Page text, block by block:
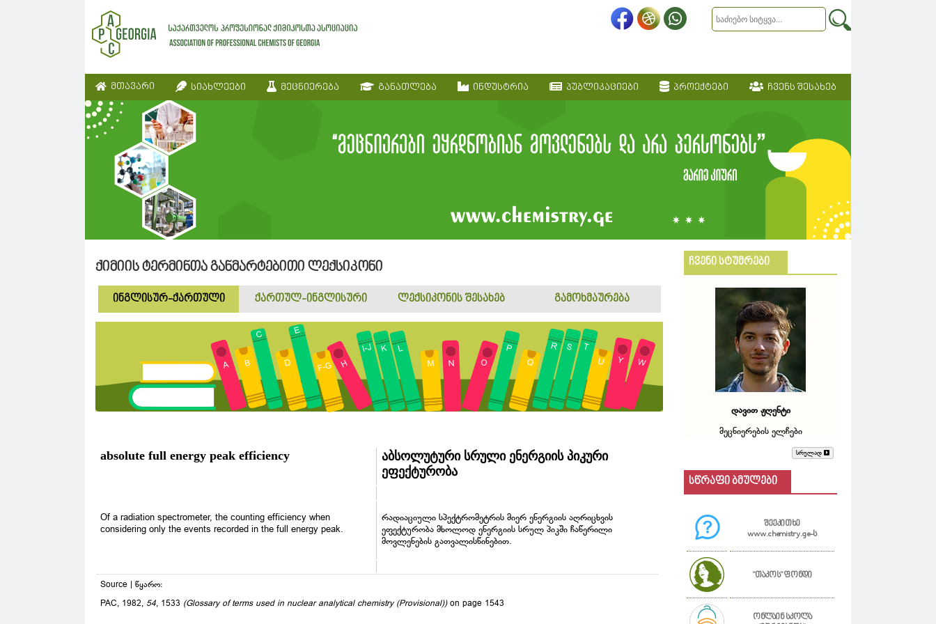
მთავარი სიახლეები მეცნიერება განათლება ინდუსტრია პუბლიკაციები პროექტები ჩვენს შესახებ
ქიმიის ტერმინთა განმარტებითი ლექსიკონი
ინგლისურ-ქართული ქართულ-ინგლისური ლექსიკონის შესახებ გამოხმაურება
absolute full energy peak efficiency
აბსოლუტური სრული ენერგიის პიკური
ეფექტურობა
Of a radiation spectrometer, the counting efficiency when
considering only the events recorded in the full energy peak.
რადიაციული სპექტრომეტრის მიერ ენერგიის აღრიცხვის
ეფექტურობა მხოლოდ ენერგიის სრულ პიკში ჩაწერილი
მოვლენების გათვალისწინებით.
Source | წყარო:
PAC, 1982, 54, 1533 (Glossary of terms used in nuclear analytical chemistry (Provisional)) on page 1543
ჩვენი სტუმრები
დავით ჟღენტი
მეცნიერების ელჩები
სრულად
სწრაფი ბმულები
შეეკითხე
www.chemistry.ge-ს
"თაკოს" ფონდი
ონლაინ სკოლა